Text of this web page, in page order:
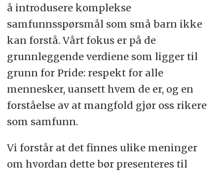
å introdusere komplekse
samfunnsspørsmål som små barn ikke
kan forstå. Vårt fokus er på de
grunnleggende verdiene som ligger til
grunn for Pride: respekt for alle
mennesker, uansett hvem de er, og en
forståelse av at mangfold gjør oss rikere
som samfunn.
Vi forstår at det finnes ulike meninger
om hvordan dette bør presenteres til